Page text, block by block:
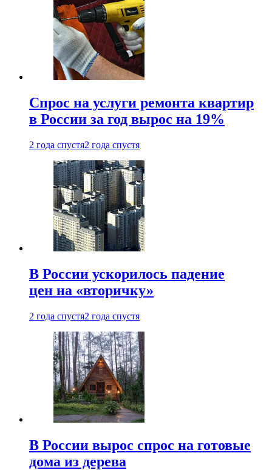
Спрос на услуги ремонта квартир
в России за год вырос на 19%
2 года спустя2 года спустя
В России ускорилось падение
цен на «вторичку»
2 года спустя2 года спустя
В России вырос спрос на готовые
дома из дерева